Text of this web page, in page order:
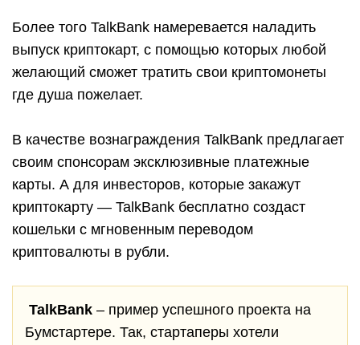
Более того TalkBank намеревается наладить
выпуск криптокарт, с помощью которых любой
желающий сможет тратить свои криптомонеты
где душа пожелает.
В качестве вознаграждения TalkBank предлагает
своим спонсорам эксклюзивные платежные
карты. А для инвесторов, которые закажут
криптокарту — TalkBank бесплатно создаст
кошельки с мгновенным переводом
криптовалюты в рубли.
TalkBank – пример успешного проекта на
Бумстартере. Так, стартаперы хотели